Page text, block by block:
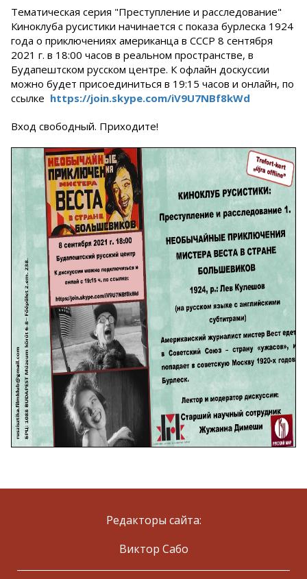
Тематическая серия "Преступление и расследование"
Киноклуба русистики начинается с показа бурлеска 1924
года о приключениях американца в СССР 8 сентября
2021 г. в 18:00 часов в реальном пространстве, в
Будапештском русском центре. К офлайн доскуссии
можно будет присоединиться в 19:15 часов и онлайн, по
ссылке https://join.skype.com/iV9U7NBf8kWd
Вход свободный. Приходите!
Редакторы сайта:
Виктор Сабо